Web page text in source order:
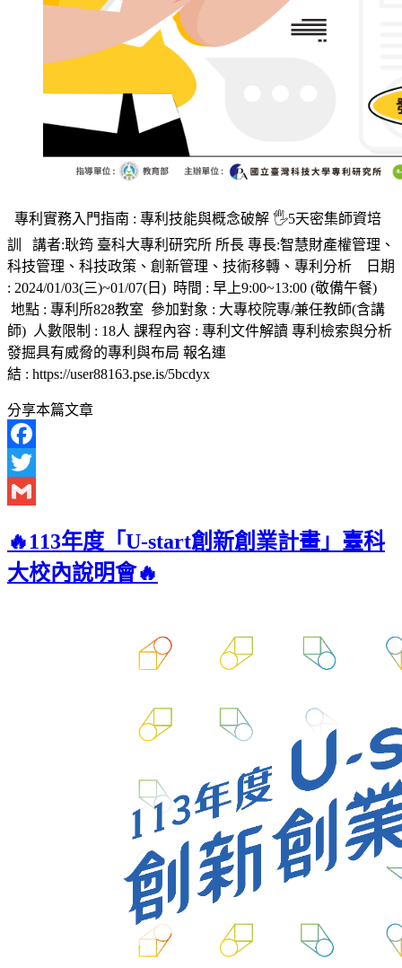
專利實務入門指南 : 專利技能與概念破解 🖐️5天密集師資培
訓 講者:耿筠 臺科大專利研究所 所長 專長:智慧財產權管理、
科技管理、科技政策、創新管理、技術移轉、專利分析 日期
: 2024/01/03(三)~01/07(日) 時間 : 早上9:00~13:00 (敬備午餐)
地點 : 專利所828教室 參加對象 : 大專校院專/兼任教師(含講
師) 人數限制 : 18人 課程內容 : 專利文件解讀 專利檢索與分析
發掘具有威脅的專利與布局 報名連
結 : https://user88163.pse.is/5bcdyx
分享本篇文章
Facebook
Twitter
🔥113年度「U-start創新創業計畫」臺科
大校內說明會🔥